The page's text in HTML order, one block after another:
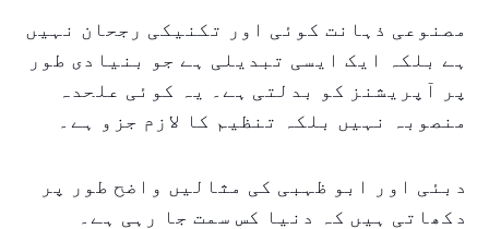
مصنوعی ذہانت کوئی اور تکنیکی رجحان نہیں
ہے بلکہ ایک ایسی تبدیلی ہے جو بنیادی طور
پر آپریشنز کو بدلتی ہے۔ یہ کوئی علحدہ
منصوبہ نہیں بلکہ تنظیم کا لازم جزو ہے۔
دبئی اور ابو ظہبی کی مثالیں واضح طور پر
دکھاتی ہیں کہ دنیا کس سمت جا رہی ہے۔